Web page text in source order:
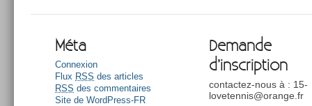
Méta
Connexion
Flux RSS des articles
RSS des commentaires
Site de WordPress-FR
Demande
d’inscription
contactez-nous à : 15-
lovetennis@orange.fr